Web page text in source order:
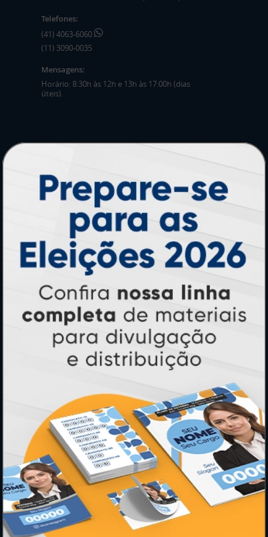
Telefones:
(41) 4063-6060
(11) 3090-0035
Mensagens:
Horário: 8:30h às 12h e 13h às 17:00h (dias
úteis).
Adesivos
Pastas
Cartão de Visita
Folder, Flyer e Panfleto
Banners e Lonas
Calendários 2027
* Pagamento com cartão de crédito terá valor adicional.
** Pagamentos a prazo poderão ter acréscimo.
*** Nota fiscal sujeita a emissão de acordo com prestador de
serviço, conforme legislação pertinente.
PARTICIPE